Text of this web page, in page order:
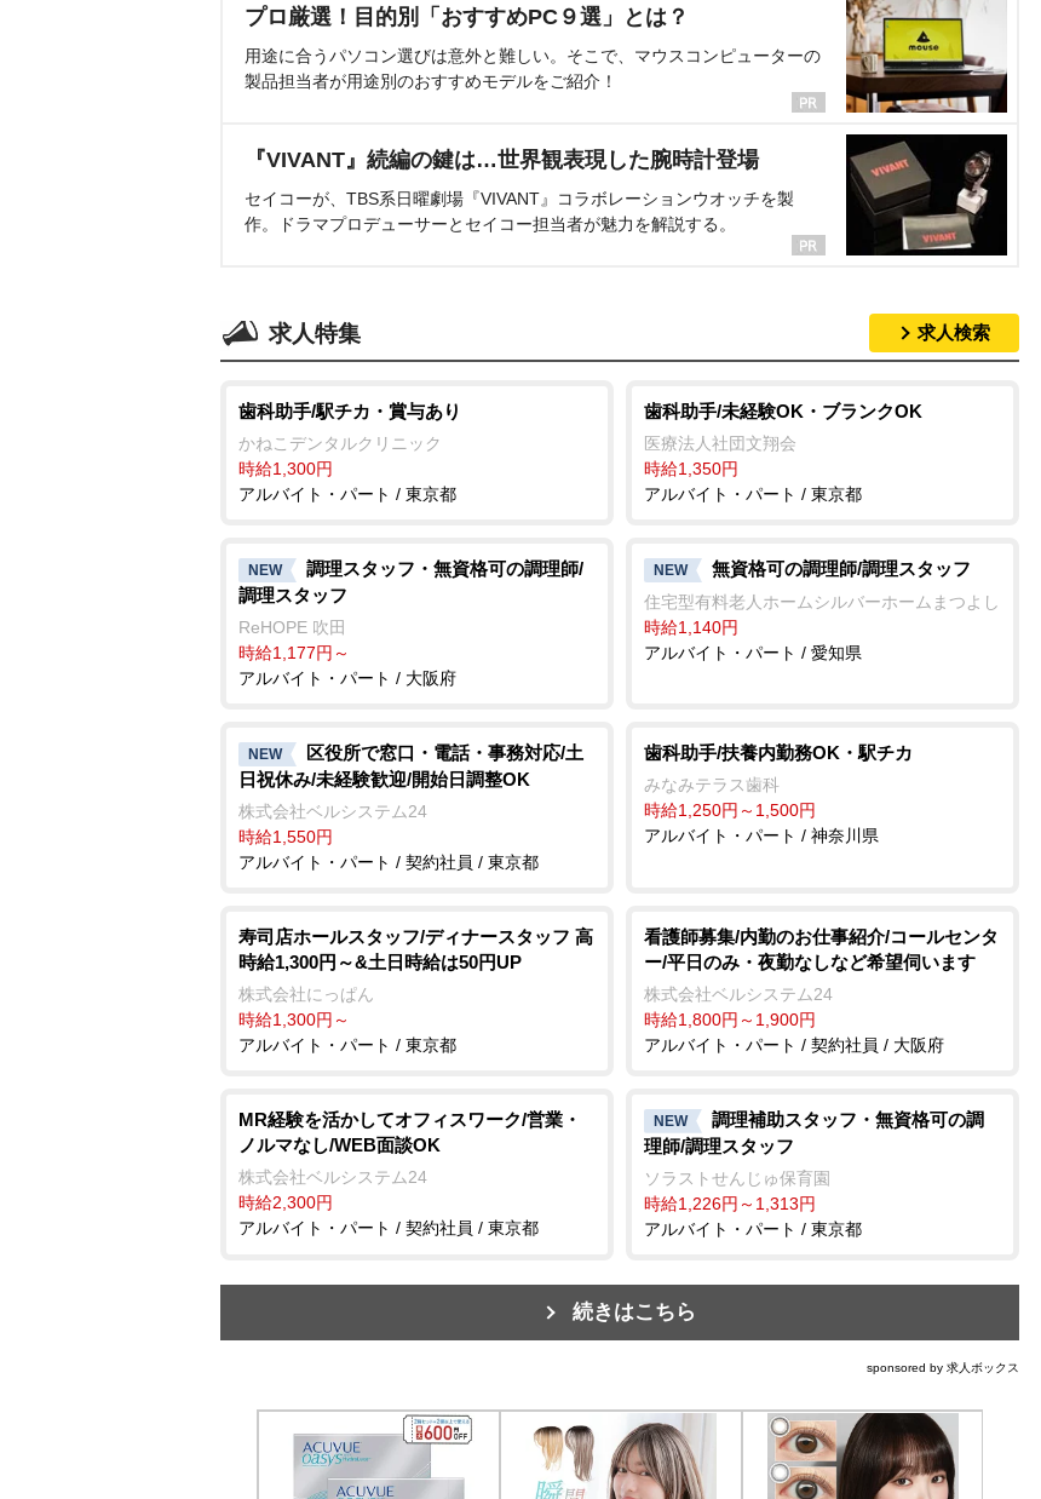
プロ厳選！目的別「おすすめPC９選」とは？
用途に合うパソコン選びは意外と難しい。そこで、マウスコンピューターの
製品担当者が用途別のおすすめモデルをご紹介！
『VIVANT』続編の鍵は…世界観表現した腕時計登場
セイコーが、TBS系日曜劇場『VIVANT』コラボレーションウオッチを製
作。ドラマプロデューサーとセイコー担当者が魅力を解説する。
求人特集 求人検索
歯科助手/駅チカ・賞与あり
かねこデンタルクリニック
時給1,300円
アルバイト・パート / 東京都
歯科助手/未経験OK・ブランクOK
医療法人社団文翔会
時給1,350円
アルバイト・パート / 東京都
NEW
調理スタッフ・無資格可の調理師/
調理スタッフ
ReHOPE 吹田
時給1,177円～
アルバイト・パート / 大阪府
NEW 無資格可の調理師/調理スタッフ
住宅型有料老人ホームシルバーホームまつよし
時給1,140円
アルバイト・パート / 愛知県
NEW
区役所で窓口・電話・事務対応/土
日祝休み/未経験歓迎/開始日調整OK
株式会社ベルシステム24
時給1,550円
アルバイト・パート / 契約社員 / 東京都
歯科助手/扶養内勤務OK・駅チカ
みなみテラス歯科
時給1,250円～1,500円
アルバイト・パート / 神奈川県
寿司店ホールスタッフ/ディナースタッフ 高
時給1,300円～&土日時給は50円UP
株式会社にっぱん
時給1,300円～
アルバイト・パート / 東京都
看護師募集/内勤のお仕事紹介/コールセンタ
ー/平日のみ・夜勤なしなど希望伺います
株式会社ベルシステム24
時給1,800円～1,900円
アルバイト・パート / 契約社員 / 大阪府
MR経験を活かしてオフィスワーク/営業・
ノルマなし/WEB面談OK
株式会社ベルシステム24
時給2,300円
アルバイト・パート / 契約社員 / 東京都
NEW
調理補助スタッフ・無資格可の調
理師/調理スタッフ
ソラストせんじゅ保育園
時給1,226円～1,313円
アルバイト・パート / 東京都
続きはこちら
sponsored by 求人ボックス